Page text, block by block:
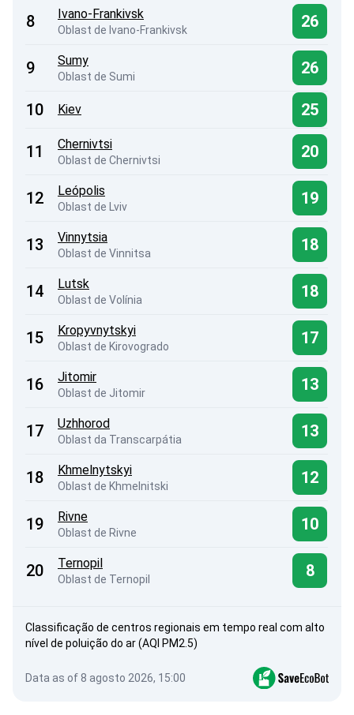
8 Ivano-Frankivsk
Oblast de Ivano-Frankivsk 26
9 Sumy
Oblast de Sumi 26
10 Kiev 25
11 Chernivtsi
Oblast de Chernivtsi 20
12 Leópolis
Oblast de Lviv 19
13 Vinnytsia
Oblast de Vinnitsa 18
14 Lutsk
Oblast de Volínia 18
15 Kropyvnytskyi
Oblast de Kirovogrado 17
16 Jitomir
Oblast de Jitomir 13
17 Uzhhorod
Oblast da Transcarpátia 13
18 Khmelnytskyi
Oblast de Khmelnitski 12
19 Rivne
Oblast de Rivne 10
20 Ternopil
Oblast de Ternopil 8
Classificação de centros regionais em tempo real com alto
nível de poluição do ar (AQI PM2.5)
Data as of 8 agosto 2026, 15:00